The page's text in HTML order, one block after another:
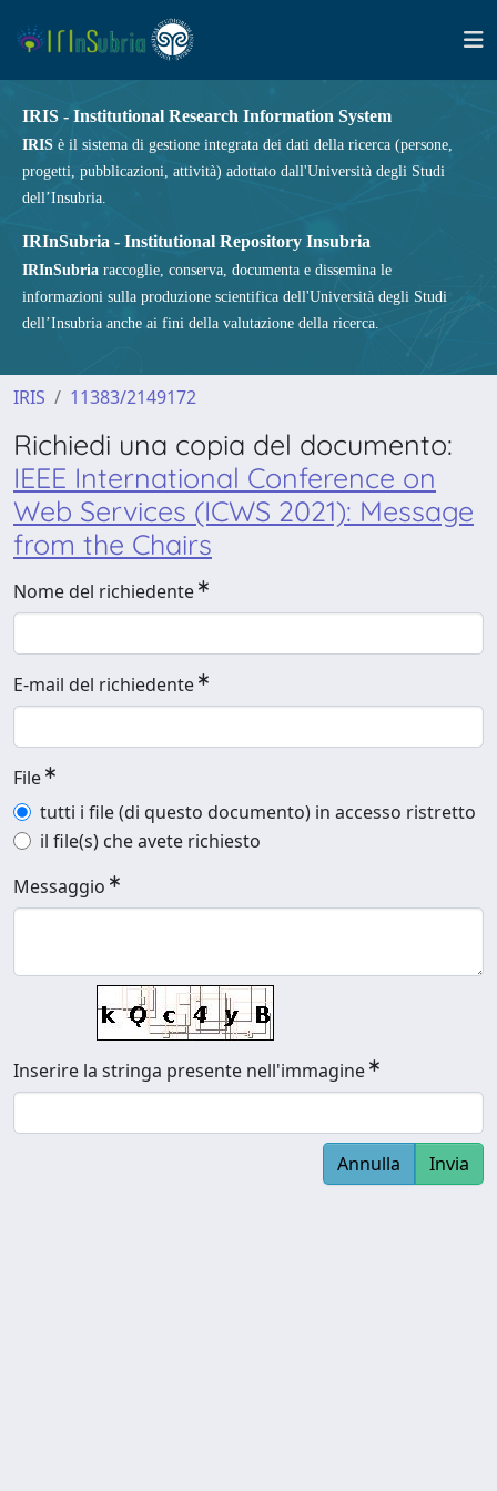
IRIS - Institutional Research Information System
IRIS è il sistema di gestione integrata dei dati della ricerca (persone,
progetti, pubblicazioni, attività) adottato dall'Università degli Studi
dell’Insubria.
IRInSubria - Institutional Repository Insubria
IRInSubria raccoglie, conserva, documenta e dissemina le
informazioni sulla produzione scientifica dell'Università degli Studi
dell’Insubria anche ai fini della valutazione della ricerca.
IRIS 11383/2149172
Richiedi una copia del documento:
IEEE International Conference on
Web Services (ICWS 2021): Message
from the Chairs
Nome del richiedente
E-mail del richiedente
File
tutti i file (di questo documento) in accesso ristretto
il file(s) che avete richiesto
Messaggio
Inserire la stringa presente nell'immagine
Annulla Invia